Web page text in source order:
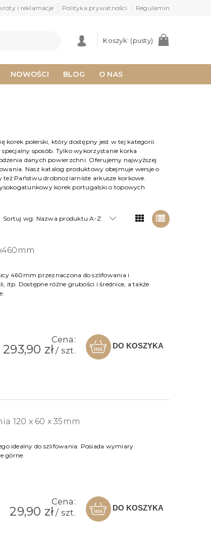
i reklamacje Polityka prywatności Regulamin
Koszyk: (pusty)
NOWOŚCI BLOG O NAS
korek polerski, który dostępny jest w tej kategorii.
sposób. Tylko wykorzystanie korka
danych powierzchni. Oferujemy najwyższej
Nasz katalog produktowy obejmuje wersje o
Państwu drobnoziarniste arkusze korkowe.
korek portugalski o topowych
Sortuj wg: Nazwa produktu A-Z
460mm przeznaczona do szlifowania i
itp. Dostępne różne grubości i średnice, a także
Cena:
293,90 zł/ szt. DO KOSZYKA
120 x 60 x 35mm
idealny do szlifowania. Posiada wymiary
górne.
Cena:
29,90 zł/ szt. DO KOSZYKA